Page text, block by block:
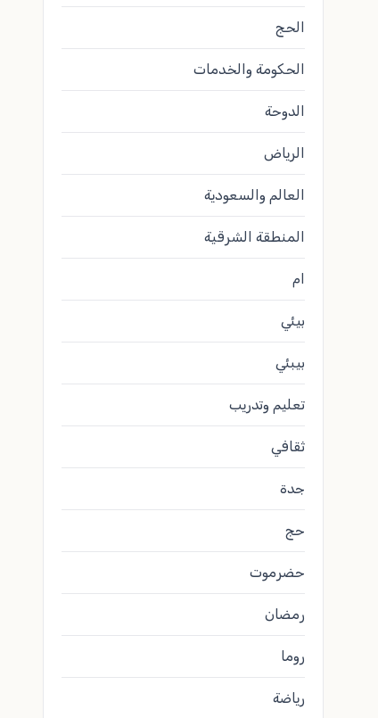
الحج
الحكومة والخدمات
الدوحة
الرياض
العالم والسعودية
المنطقة الشرقية
ام
بيئي
بيبئي
تعليم وتدريب
ثقافي
جدة
حج
حضرموت
رمضان
روما
رياضة